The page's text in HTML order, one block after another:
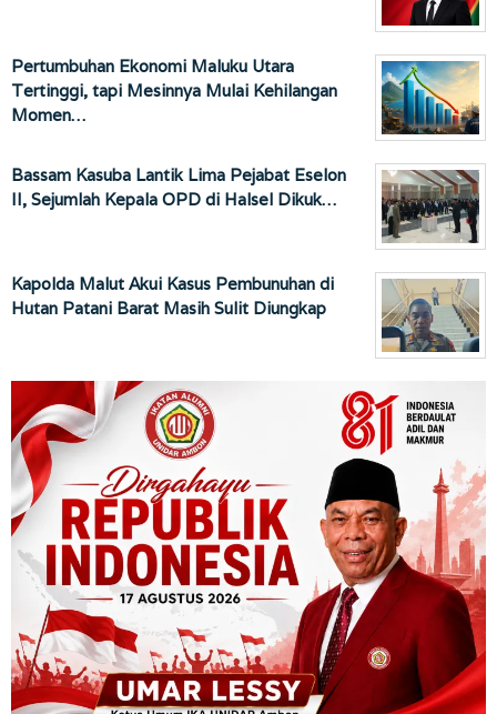
Pertumbuhan Ekonomi Maluku Utara
Tertinggi, tapi Mesinnya Mulai Kehilangan
Momen…
Bassam Kasuba Lantik Lima Pejabat Eselon
II, Sejumlah Kepala OPD di Halsel Dikuk…
Kapolda Malut Akui Kasus Pembunuhan di
Hutan Patani Barat Masih Sulit Diungkap